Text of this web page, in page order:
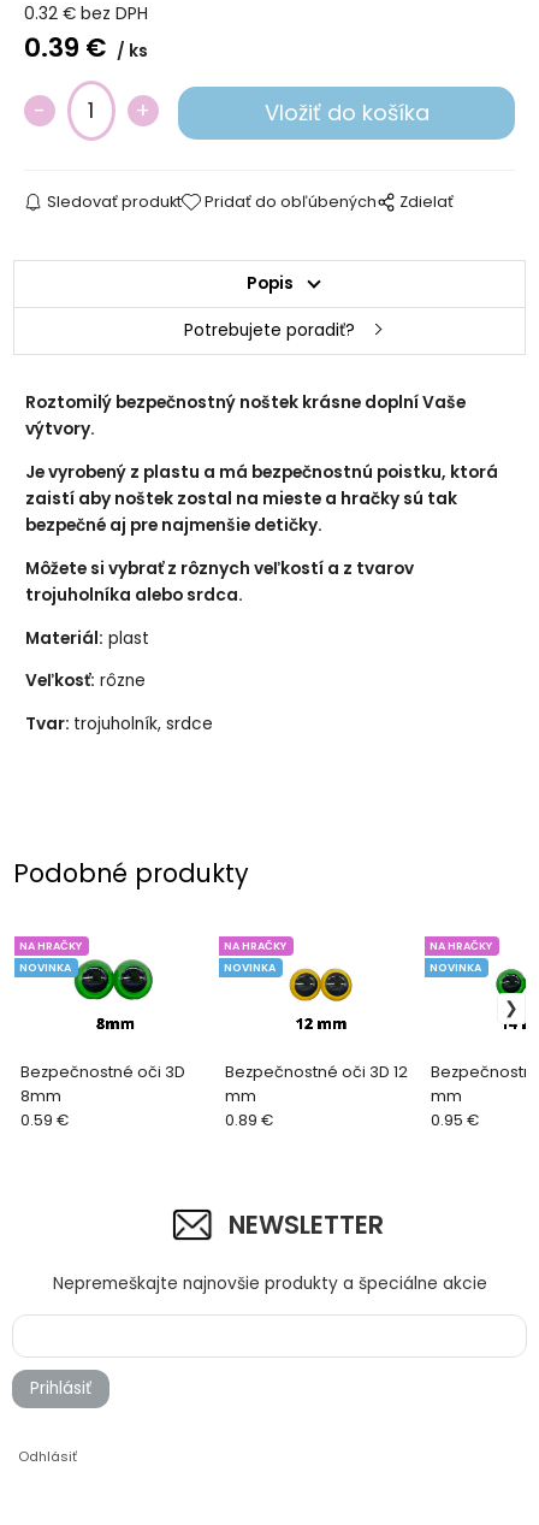
srdce čierne 13 mm srdce ružové 18 mm
trojuholník ružový 9 mm
trojuholník ružový 17 mm
0.32€ bez DPH
0.39 € ks
Sledovať produkt Pridať do obľúbených Zdielať
Popis
Potrebujete poradiť?
Roztomilý bezpečnostný noštek krásne doplní Vaše
výtvory.
Je vyrobený z plastu a má bezpečnostnú poistku, ktorá
zaistí aby noštek zostal na mieste a hračky sú tak
bezpečné aj pre najmenšie detičky.
Môžete si vybrať z rôznych veľkostí a z tvarov
trojuholníka alebo srdca.
Materiál: plast
Veľkosť: rôzne
Tvar: trojuholník, srdce
Podobné produkty
Bezpečnostné oči 3D
8mm
NA HRAČKY
NOVINKA
0.59 €
Bezpečnostné oči 3D 12
mm
NA HRAČKY
NOVINKA
0.89 €
mm
NA HRAČKY
NOVINKA
0.95 €
NEWSLETTER
Nepremeškajte najnovšie produkty a špeciálne akcie
Prihlásiť
Odhlásiť